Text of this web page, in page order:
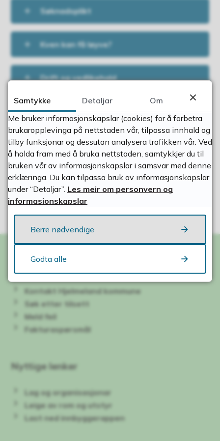
Søknadsplikt
Kven kan få løyve?
Drift og vedlikehald
Krav til dokumentasjon og
rapportering
Fann du det du leita etter?
Kontakt oss
Kontakt Hjelmeland kommune
Søk etter tilsett
Meld feil
Fakturaspørsmål
Nyttige lenker
Lag og organisasjonar
Leige av rom og utstyr
Last ned innbyggerappen
Samtykke Detaljar
Om
Me bruker informasjonskapslar (cookies) for å forbetra
brukaropplevinga på nettstaden vår, tilpassa innhald og
tilby funksjonar og dessutan analysera trafikken vår. Ved
å halda fram med å bruka nettstaden, samtykkjer du til
bruken vår av informasjonskapslar i samsvar med denne
erklæringa. Du kan tilpassa bruk av informasjonskapslar
under “Detaljar”. Les meir om personvern og
informasjonskapslar
Berre nødvendige
Godta alle